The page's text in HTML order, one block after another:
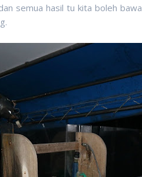
semua hasil tu kita boleh